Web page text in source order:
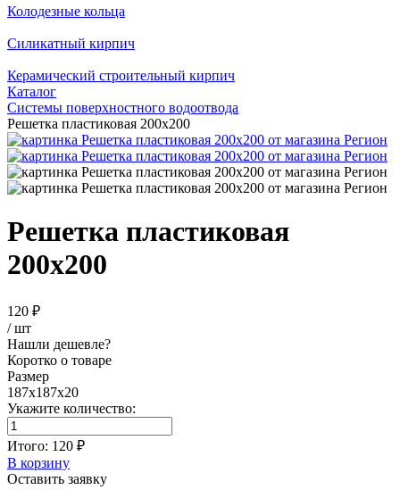
Колодезные кольца
Силикатный кирпич
Керамический строительный кирпич
Каталог
Системы поверхностного водоотвода
Решетка пластиковая 200х200
Решетка пластиковая
200х200
120 ₽
/ шт
Нашли дешевле?
Коротко о товаре
Размер
187х187х20
Укажите количество:
Итого: 120 ₽
В корзину
Оставить заявку